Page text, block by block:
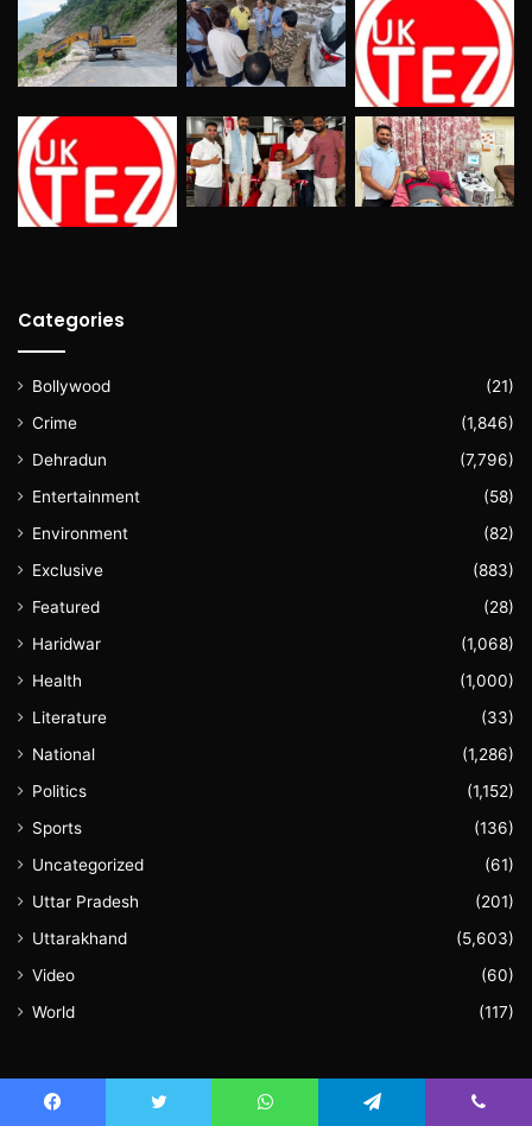
Categories
Bollywood
(21)
Crime
(1,846)
Dehradun
(7,796)
Entertainment
(58)
Environment
(82)
Exclusive
(883)
Featured
(28)
Haridwar
(1,068)
Health
(1,000)
Literature
(33)
National
(1,286)
Politics
(1,152)
Sports
(136)
Uncategorized
(61)
Uttar Pradesh
(201)
Uttarakhand
(5,603)
Video
(60)
World
(117)